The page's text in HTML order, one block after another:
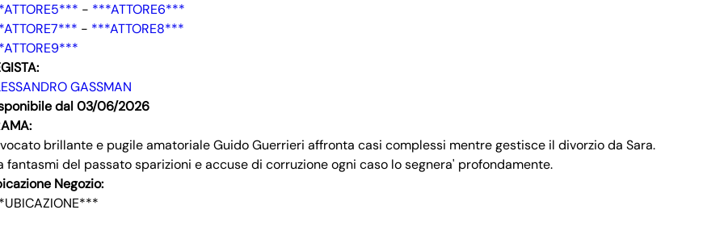
- ***ATTORE6***
- ***ATTORE8***
GASSMAN
dal 03/06/2026
brillante e pugile amatoriale Guido Guerrieri affronta casi complessi mentre gestisce il divorzio da Sara.
fantasmi del passato sparizioni e accuse di corruzione ogni caso lo segnera' profondamente.
Negozio: